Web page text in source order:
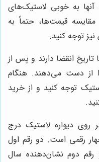
به خوبی لاستیک‌های
مقایسه قیمت‌ها، حتماً به
توجه کنید.
تاریخ انقضا دارند و پس از
از دست می‌دهند. هنگام
توجه کنید و از خرید
روی دیواره لاستیک درج
رقمی است. دو رقم اول
رقم دوم نشان‌دهنده سال